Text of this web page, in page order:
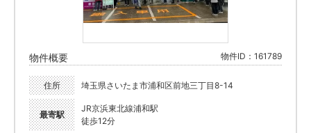
物件概要 物件ID：161789
住所 埼玉県さいたま市浦和区前地三丁目8-14
最寄駅
JR京浜東北線浦和駅
徒歩12分